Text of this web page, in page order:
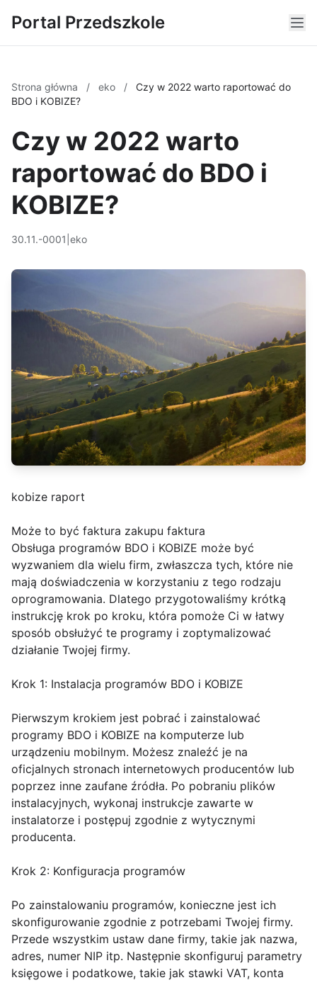
Portal Przedszkole
Strona główna / eko /
Czy w 2022 warto raportować do
BDO i KOBIZE?
Czy w 2022 warto
raportować do BDO i
KOBIZE?
30.11.-0001 eko
kobize raport
Może to być faktura zakupu faktura
Obsługa programów BDO i KOBIZE może być
wyzwaniem dla wielu firm, zwłaszcza tych, które nie
mają doświadczenia w korzystaniu z tego rodzaju
oprogramowania. Dlatego przygotowaliśmy krótką
instrukcję krok po kroku, która pomoże Ci w łatwy
sposób obsłużyć te programy i zoptymalizować
działanie Twojej firmy.
Krok 1: Instalacja programów BDO i KOBIZE
Pierwszym krokiem jest pobrać i zainstalować
programy BDO i KOBIZE na komputerze lub
urządzeniu mobilnym. Możesz znaleźć je na
oficjalnych stronach internetowych producentów lub
poprzez inne zaufane źródła. Po pobraniu plików
instalacyjnych, wykonaj instrukcje zawarte w
instalatorze i postępuj zgodnie z wytycznymi
producenta.
Krok 2: Konfiguracja programów
Po zainstalowaniu programów, konieczne jest ich
skonfigurowanie zgodnie z potrzebami Twojej firmy.
Przede wszystkim ustaw dane firmy, takie jak nazwa,
adres, numer NIP itp. Następnie skonfiguruj parametry
księgowe i podatkowe, takie jak stawki VAT, konta